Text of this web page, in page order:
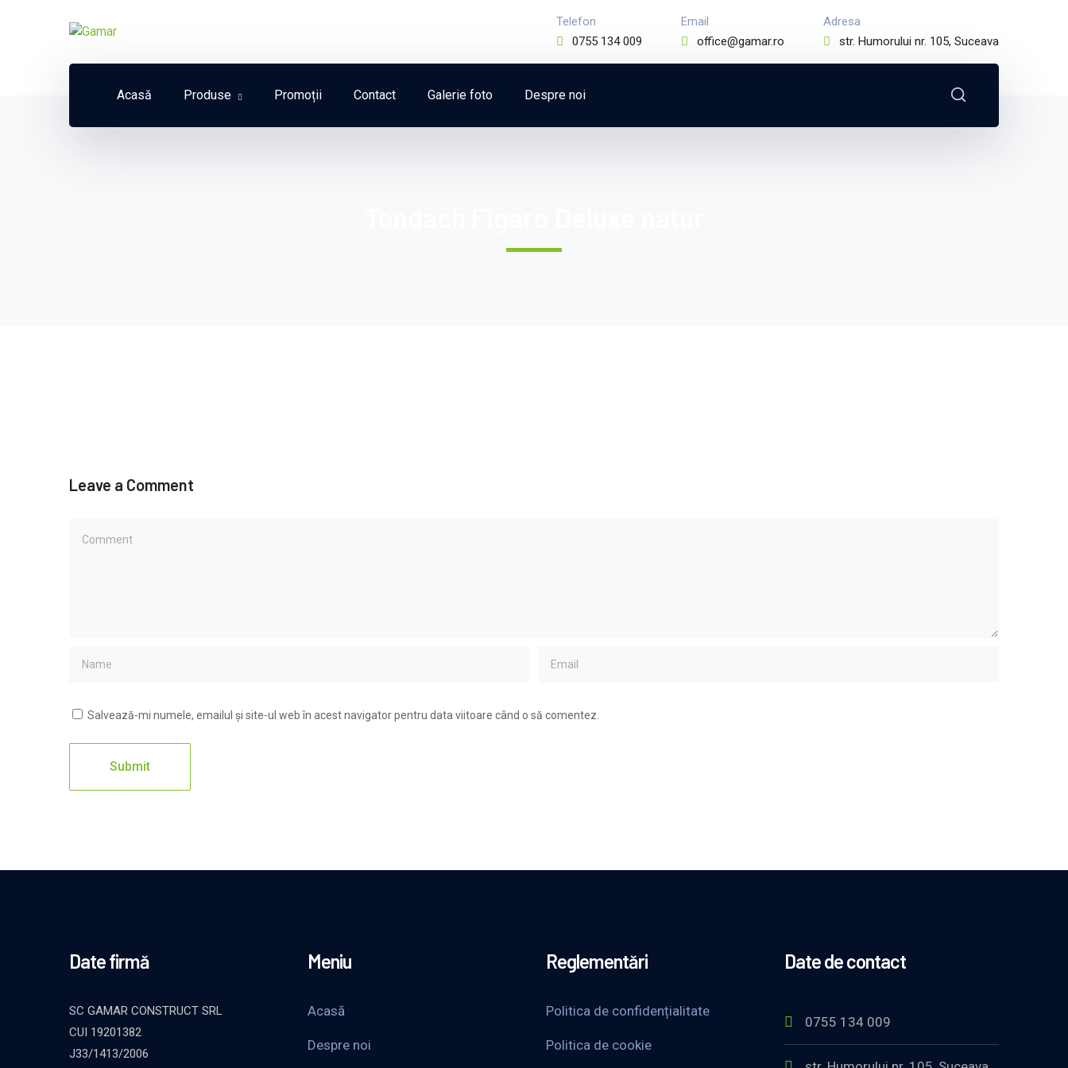
Telefon
0755 134 009
Email
office@gamar.ro
Adresa
str. Humorului nr. 105, Suceava
Acasă Produse Promoții Contact Galerie foto Despre noi
Leave a Comment
Salvează-mi numele, emailul și site-ul web în acest navigator pentru data viitoare când o să comentez.
Date firmă
SC GAMAR CONSTRUCT SRL
CUI 19201382
J33/1413/2006
Meniu
Acasă
Despre noi
Reglementări
Politica de confidențialitate
Politica de cookie
Date de contact
0755 134 009